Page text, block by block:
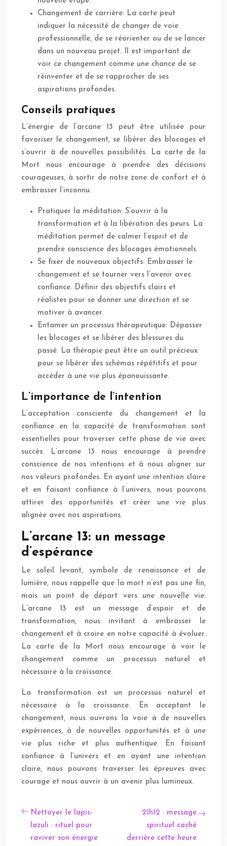
Changement de carrière: La carte peut
indiquer la nécessité de changer de voie
professionnelle, de se réorienter ou de se lancer
dans un nouveau projet. Il est important de
voir ce changement comme une chance de se
réinventer et de se rapprocher de ses
aspirations profondes.
Conseils pratiques
L’énergie de l’arcane 13 peut être utilisée pour
favoriser le changement, se libérer des blocages et
s’ouvrir à de nouvelles possibilités. La carte de la
Mort nous encourage à prendre des décisions
courageuses, à sortir de notre zone de confort et à
embrasser l’inconnu.
Pratiquer la méditation: S’ouvrir à la
transformation et à la libération des peurs. La
méditation permet de calmer l’esprit et de
prendre conscience des blocages émotionnels.
Se fixer de nouveaux objectifs: Embrasser le
changement et se tourner vers l’avenir avec
confiance. Définir des objectifs clairs et
réalistes pour se donner une direction et se
motiver à avancer.
Entamer un processus thérapeutique: Dépasser
les blocages et se libérer des blessures du
passé. La thérapie peut être un outil précieux
pour se libérer des schémas répétitifs et pour
accéder à une vie plus épanouissante.
L’importance de l’intention
L’acceptation consciente du changement et la
confiance en la capacité de transformation sont
essentielles pour traverser cette phase de vie avec
succès. L’arcane 13 nous encourage à prendre
conscience de nos intentions et à nous aligner sur
nos valeurs profondes. En ayant une intention claire
et en faisant confiance à l’univers, nous pouvons
attirer des opportunités et créer une vie plus
alignée avec nos aspirations.
L’arcane 13: un message
d’espérance
Le soleil levant, symbole de renaissance et de
lumière, nous rappelle que la mort n’est pas une fin,
mais un point de départ vers une nouvelle vie.
L’arcane 13 est un message d’espoir et de
transformation, nous invitant à embrasser le
changement et à croire en notre capacité à évoluer.
La carte de la Mort nous encourage à voir le
changement comme un processus naturel et
nécessaire à la croissance.
La transformation est un processus naturel et
nécessaire à la croissance. En acceptant le
changement, nous ouvrons la voie à de nouvelles
expériences, à de nouvelles opportunités et à une
vie plus riche et plus authentique. En faisant
confiance à l’univers et en ayant une intention
claire, nous pouvons traverser les épreuves avec
courage et nous ouvrir à un avenir plus lumineux.
Nettoyer le lapis-
lazuli : rituel pour
raviver son énergie
21h12 : message
spirituel caché
derrière cette heure